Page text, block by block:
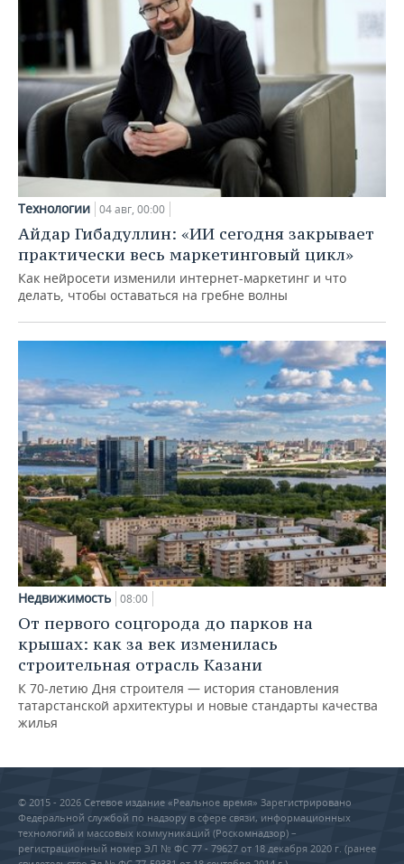
Технологии 04 авг, 00:00
Айдар Гибадуллин: «ИИ сегодня закрывает
практически весь маркетинговый цикл»
Как нейросети изменили интернет-маркетинг и что
делать, чтобы оставаться на гребне волны
Недвижимость 08:00
От первого соцгорода до парков на
крышах: как за век изменилась
строительная отрасль Казани
К 70-летию Дня строителя — история становления
татарстанской архитектуры и новые стандарты качества
жилья
© 2015 - 2026 Сетевое издание «Реальное время» Зарегистрировано
Федеральной службой по надзору в сфере связи, информационных
технологий и массовых коммуникаций (Роскомнадзор) –
регистрационный номер ЭЛ № ФС 77 - 79627 от 18 декабря 2020 г. (ранее